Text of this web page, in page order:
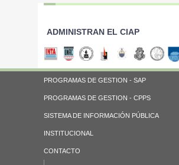
ADMINISTRAN EL CIAP
PROGRAMAS DE GESTION - SAP
PROGRAMAS DE GESTION - CPPS
SISTEMA DE INFORMACIÓN PÚBLICA
INSTITUCIONAL
CONTACTO